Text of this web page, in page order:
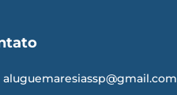
aluguemaresiassp@gmail.com